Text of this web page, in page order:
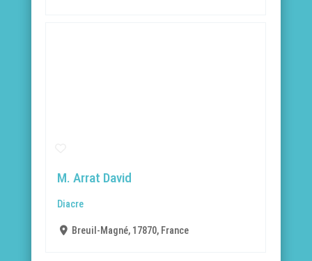
M. Arrat David
Diacre
Breuil-Magné, 17870, France